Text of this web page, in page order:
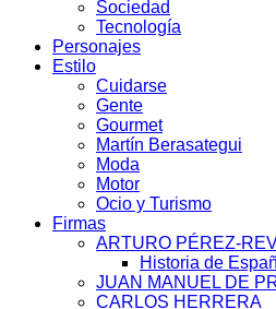
Sociedad
Tecnología
Personajes
Estilo
Cuidarse
Gente
Gourmet
Martín Berasategui
Moda
Motor
Ocio y Turismo
Firmas
ARTURO PÉREZ-
Historia de
JUAN MANUEL DE
CARLOS HERRERA